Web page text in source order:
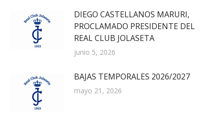
DIEGO CASTELLANOS MARURI,
PROCLAMADO PRESIDENTE DEL
REAL CLUB JOLASETA
junio 5, 2026
BAJAS TEMPORALES 2026/2027
mayo 21, 2026